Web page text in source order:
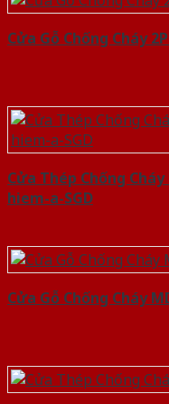
Cửa Gỗ Chống Cháy
Cửa Thép Chống
hiem-a-SGD
Cửa Gỗ Chống Cháy